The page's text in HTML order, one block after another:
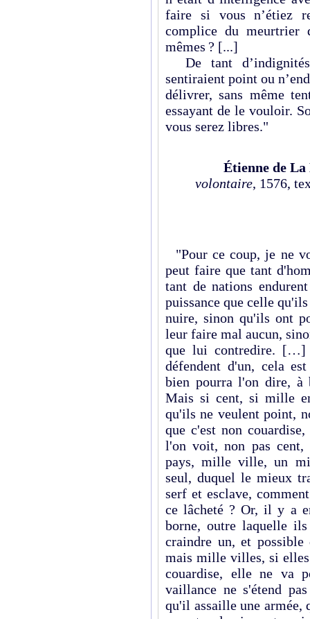
faire si vous n’étiez
complice du meurtrier
mêmes ? [...]
De tant
sentiraient point ou
délivrer, sans même
essayant de le vouloir.
vous serez libres."
Étienne de La
volontaire, 1576,
"Pour ce coup, je ne
peut faire que tant
tant de nations
puissance que celle
nuire, sinon qu'ils ont
leur faire mal aucun,
que lui contredire. […]
défendent d'un, cela
bien pourra l'on dire, à
Mais si cent, si mille
qu'ils ne veulent point,
que c'est non
l'on voit, non pas cent,
pays, mille ville, un
seul, duquel le mieux
serf et esclave,
ce lâcheté ? Or, il y a
borne, outre laquelle
craindre un, et
mais mille villes, si elles
couardise, elle ne va
vaillance ne s'étend
qu'il assaille une armée,